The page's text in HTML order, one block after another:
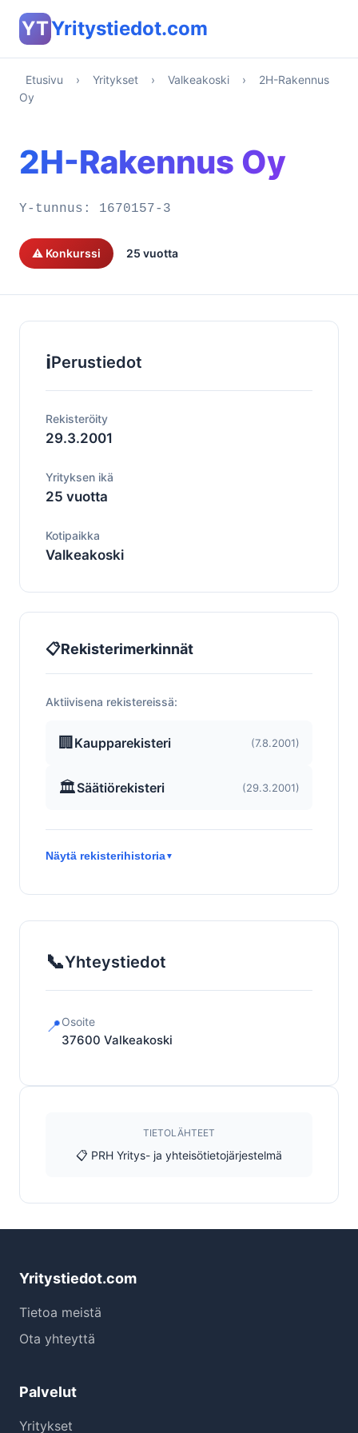
YTYritystiedot.com
Etusivu › Yritykset › Valkeakoski ›
2H-Rakennus
Oy
2H-Rakennus Oy
Y-tunnus: 1670157-3
⚠️ Konkurssi 25 vuotta
ℹ️Perustiedot
Rekisteröity
29.3.2001
Yrityksen ikä
25 vuotta
Kotipaikka
Valkeakoski
📋Rekisterimerkinnät
Aktiivisena rekistereissä:
🏢 Kaupparekisteri (7.8.2001)
🏛️Säätiörekisteri (29.3.2001)
Näytä rekisterihistoria▼
📞Yhteystiedot
📍Osoite
37600 Valkeakoski
TIETOLÄHTEET
📋 PRH Yritys- ja yhteisötietojärjestelmä
Yritystiedot.com
Tietoa meistä
Ota yhteyttä
Palvelut
Yritykset